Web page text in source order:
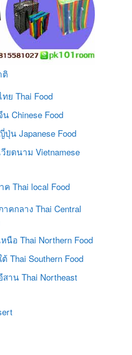
ติ
ทย Thai Food
น Chinese Food
ปุ่น Japanese Food
วียดนาม Vietnamese
ค Thai local Food
าคกลาง Thai Central
หนือ Thai Northern Food
ต้ Thai Southern Food
สาน Thai Northeast